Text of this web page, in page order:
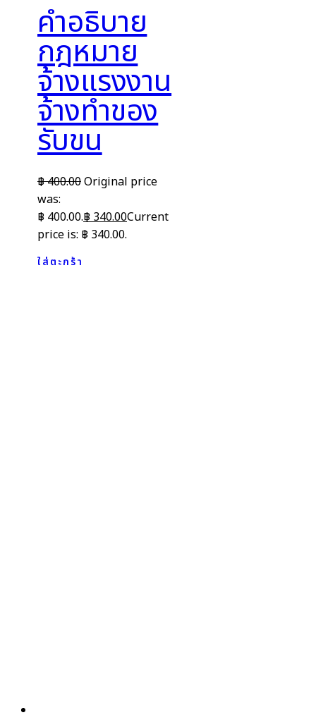
คำอธิบาย
กฎหมาย
จ้างแรงงาน
จ้างทำของ
รับขน
฿400.00Original price
was:
฿ 400.00.฿ 340.00Current
price is: ฿ 340.00.
ใส่ตะกร้า